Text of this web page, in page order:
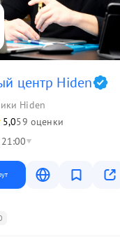
центр Hiden
Hiden
5,059 оценки